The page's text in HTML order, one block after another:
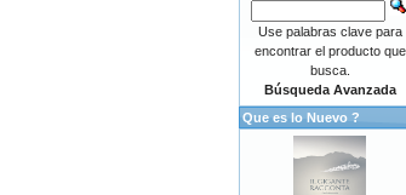
Use palabras clave para
encontrar el producto que
busca.
Búsqueda Avanzada
Que es lo Nuevo ?